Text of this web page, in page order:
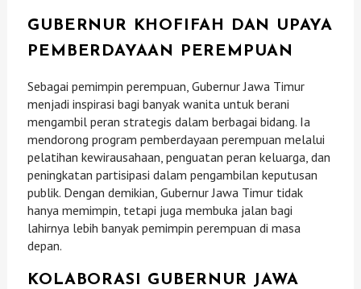
GUBERNUR KHOFIFAH DAN UPAYA
PEMBERDAYAAN PEREMPUAN
Sebagai pemimpin perempuan, Gubernur Jawa Timur
menjadi inspirasi bagi banyak wanita untuk berani
mengambil peran strategis dalam berbagai bidang. Ia
mendorong program pemberdayaan perempuan melalui
pelatihan kewirausahaan, penguatan peran keluarga, dan
peningkatan partisipasi dalam pengambilan keputusan
publik. Dengan demikian, Gubernur Jawa Timur tidak
hanya memimpin, tetapi juga membuka jalan bagi
lahirnya lebih banyak pemimpin perempuan di masa
depan.
KOLABORASI GUBERNUR JAWA